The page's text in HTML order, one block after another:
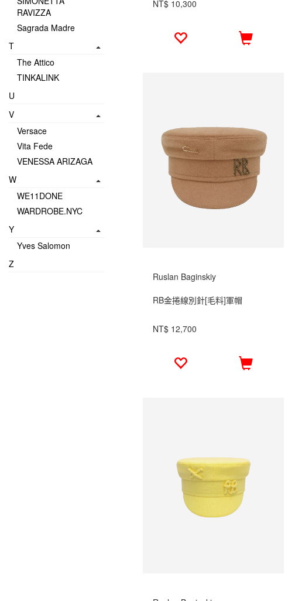
RAVIZZA
Sagrada Madre
T
The Attico
TINKALINK
U
V
Versace
Vita Fede
VENESSA ARIZAGA
W
WE11DONE
WARDROBE.NYC
Y
Yves Salomon
Z
NT$ 10,300
Ruslan Baginskiy
RB金捲線別針[毛料]軍帽
NT$ 12,700